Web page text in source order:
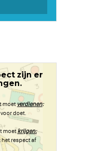
zijn er
moetverdienen:
doet.
moet krijgen:
het respect af